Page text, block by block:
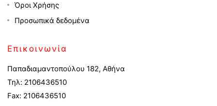
Όροι Χρήσης
Προσωπικά δεδομένα
Επικοινωνία
Παπαδιαμαντοπούλου 182, Αθήνα
Τηλ: 2106436510
Fax: 2106436510